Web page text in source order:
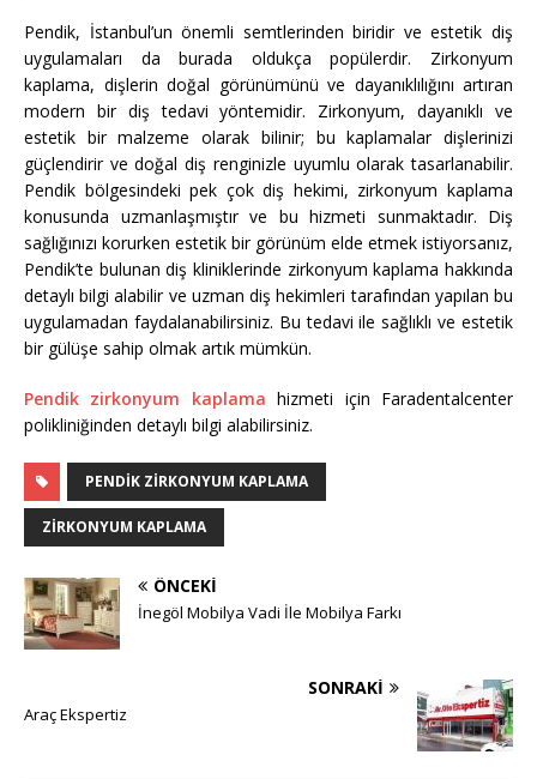
Pendik, İstanbul’un önemli semtlerinden biridir ve estetik diş
uygulamaları da burada oldukça popülerdir. Zirkonyum
kaplama, dişlerin doğal görünümünü ve dayanıklılığını artıran
modern bir diş tedavi yöntemidir. Zirkonyum, dayanıklı ve
estetik bir malzeme olarak bilinir; bu kaplamalar dişlerinizi
güçlendirir ve doğal diş renginizle uyumlu olarak tasarlanabilir.
Pendik bölgesindeki pek çok diş hekimi, zirkonyum kaplama
konusunda uzmanlaşmıştır ve bu hizmeti sunmaktadır. Diş
sağlığınızı korurken estetik bir görünüm elde etmek istiyorsanız,
Pendik’te bulunan diş kliniklerinde zirkonyum kaplama hakkında
detaylı bilgi alabilir ve uzman diş hekimleri tarafından yapılan bu
uygulamadan faydalanabilirsiniz. Bu tedavi ile sağlıklı ve estetik
bir gülüşe sahip olmak artık mümkün.
Pendik zirkonyum kaplama hizmeti için Faradentalcenter
polikliniğinden detaylı bilgi alabilirsiniz.
PENDIK ZIRKONYUM KAPLAMA
ZIRKONYUM KAPLAMA
ÖNCEKI
İnegöl Mobilya Vadi İle Mobilya Farkı
SONRAKI
Araç Ekspertiz